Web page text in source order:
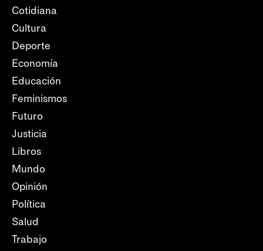
Cotidiana
Cultura
Deporte
Economía
Educación
Feminismos
Futuro
Justicia
Libros
Mundo
Opinión
Política
Salud
Trabajo